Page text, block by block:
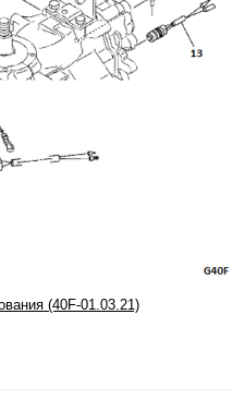
(40F-01.03.21)